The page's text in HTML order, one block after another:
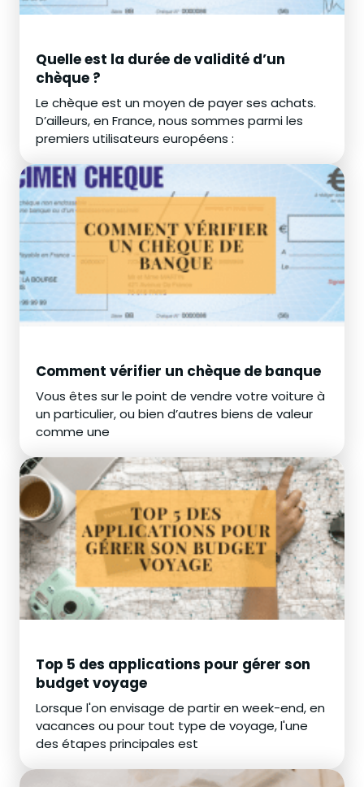
Quelle est la durée de validité d’un
chèque ?
Le chèque est un moyen de payer ses achats.
D’ailleurs, en France, nous sommes parmi les
premiers utilisateurs européens :
Comment vérifier un chèque de banque
Vous êtes sur le point de vendre votre voiture à
un particulier, ou bien d’autres biens de valeur
comme une
Top 5 des applications pour gérer son
budget voyage
Lorsque l'on envisage de partir en week-end, en
vacances ou pour tout type de voyage, l'une
des étapes principales est